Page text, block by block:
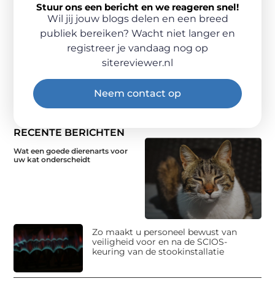
RECENTE BERICHTEN
Wat een goede dierenarts voor
uw kat onderscheidt
Zo maakt u personeel bewust van
veiligheid voor en na de SCIOS-
keuring van de stookinstallatie
Stuur ons een bericht en we reageren snel!
Wil jij jouw blogs delen en een breed
publiek bereiken? Wacht niet langer en
registreer je vandaag nog op
sitereviewer.nl
Neem contact op